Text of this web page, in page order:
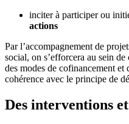
inciter à participer ou
actions
Par l’accompagnement de
social, on s’efforcera au sein
des modes de cofinancement
cohérence avec le principe de
Des interventions